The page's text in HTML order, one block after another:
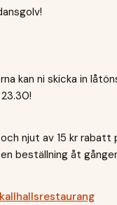
kan ni skicka in
njut av 15 kr rabatt
beställning åt